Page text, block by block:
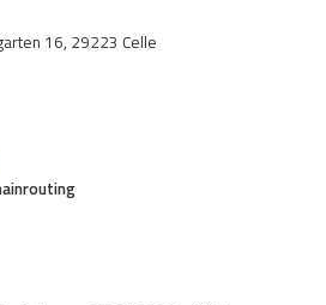
16, 29223 Celle